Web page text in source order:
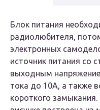
Блок питания
радиолюбителя,
электронных
источник питания со
выходным
тока до 10А, а также
короткого